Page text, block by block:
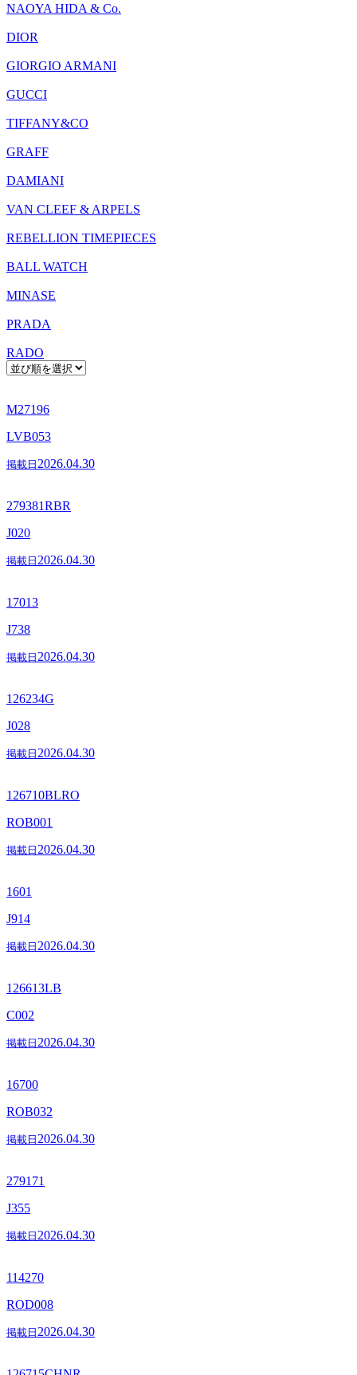
NAOYA HIDA & Co.
DIOR
GIORGIO ARMANI
GUCCI
TIFFANY&CO
GRAFF
DAMIANI
VAN CLEEF & ARPELS
REBELLION TIMEPIECES
BALL WATCH
MINASE
PRADA
RADO
M27196
LVB053
掲載日 2026.04.30
279381RBR
J020
掲載日 2026.04.30
17013
J738
掲載日 2026.04.30
126234G
J028
掲載日 2026.04.30
126710BLRO
ROB001
掲載日 2026.04.30
1601
J914
掲載日 2026.04.30
126613LB
C002
掲載日 2026.04.30
16700
ROB032
掲載日 2026.04.30
279171
J355
掲載日 2026.04.30
114270
ROD008
掲載日 2026.04.30